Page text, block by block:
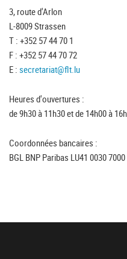
3, route d'Arlon
L-8009 Strassen
T : +352 57 44 70 1
F : +352 57 44 70 72
E : secretariat@flt.lu
Heures d'ouvertures :
de 9h30 à 11h30 et de 14h00 à
Coordonnées bancaires :
BGL BNP Paribas LU41 0030